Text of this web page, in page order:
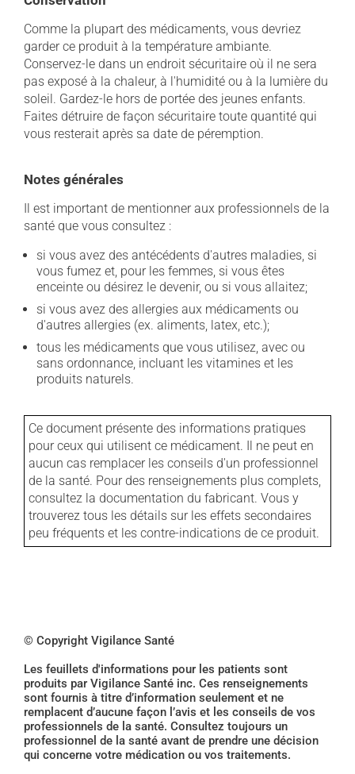
Comme la plupart des médicaments, vous devriez
garder ce produit à la température ambiante.
Conservez-le dans un endroit sécuritaire où il ne sera
pas exposé à la chaleur, à l'humidité ou à la lumière du
soleil. Gardez-le hors de portée des jeunes enfants.
Faites détruire de façon sécuritaire toute quantité qui
vous resterait après sa date de péremption.
Notes générales
Il est important de mentionner aux professionnels de la
santé que vous consultez :
si vous avez des antécédents d'autres maladies, si
vous fumez et, pour les femmes, si vous êtes
enceinte ou désirez le devenir, ou si vous allaitez;
si vous avez des allergies aux médicaments ou
d'autres allergies (ex. aliments, latex, etc.);
tous les médicaments que vous utilisez, avec ou
sans ordonnance, incluant les vitamines et les
produits naturels.
Ce document présente des informations pratiques
pour ceux qui utilisent ce médicament. Il ne peut en
aucun cas remplacer les conseils d'un professionnel
de la santé. Pour des renseignements plus complets,
consultez la documentation du fabricant. Vous y
trouverez tous les détails sur les effets secondaires
peu fréquents et les contre-indications de ce produit.
© Copyright Vigilance Santé
Les feuillets d'informations pour les patients sont
produits par Vigilance Santé inc. Ces renseignements
sont fournis à titre d’information seulement et ne
remplacent d’aucune façon l’avis et les conseils de vos
professionnels de la santé. Consultez toujours un
professionnel de la santé avant de prendre une décision
qui concerne votre médication ou vos traitements.